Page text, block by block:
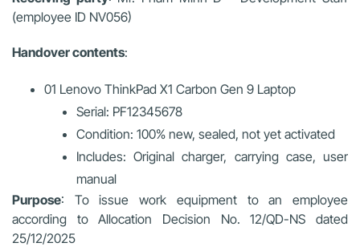
(employee ID NV056)
Handover contents:
01 Lenovo ThinkPad X1 Carbon Gen 9 Laptop
Serial: PF12345678
Condition: 100% new, sealed, not yet activated
Includes: Original charger, carrying case, user
manual
Purpose: To issue work equipment to an employee
according to Allocation Decision No. 12/QD-NS dated
25/12/2025